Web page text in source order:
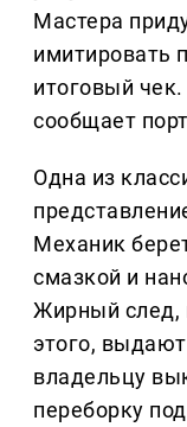
Мастера
имитировать
итоговый
сообщает
Одна из
Механик
смазкой и
Жирный след,
этого,
владельцу
переборку